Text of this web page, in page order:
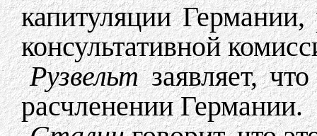
капитуляции
консультативной
Рузвельтзаявляет,
расчленении Германии.